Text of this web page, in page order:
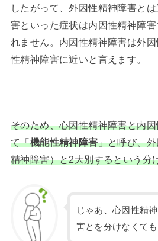
したがって、外因性精神障害と
害といった症状は内因性精神障
れません。内因性精神障害は外
性精神障害に近いと言えます。
そのため、心因性精神障害と内
て「機能性精神障害」と呼び、
精神障害）と2大別するという分
じゃあ、心因性精
害とを分けなくて